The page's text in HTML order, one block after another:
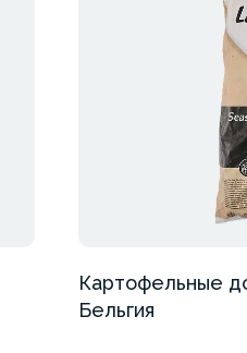
Картофельные
Бельгия